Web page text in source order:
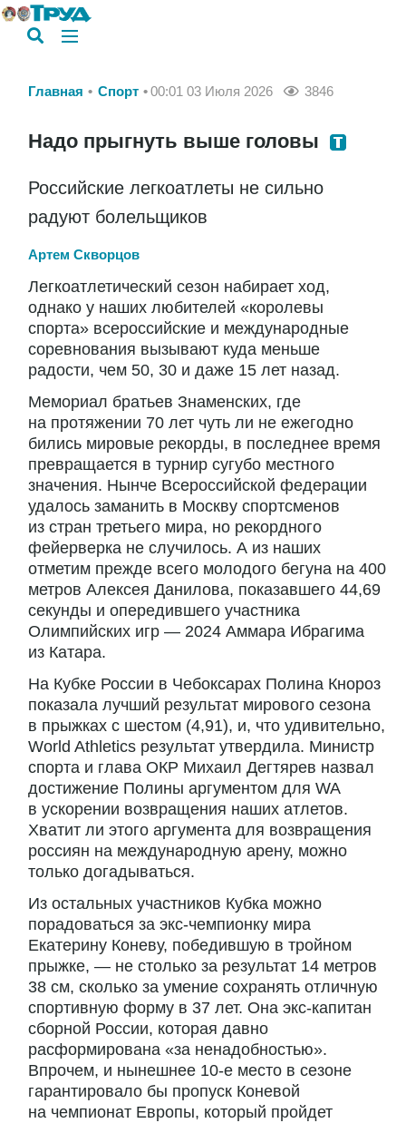
Главная Спорт 00:01 03 Июля 2026 3846
Надо прыгнуть выше головы
Российские легкоатлеты не сильно
радуют болельщиков
Артем Скворцов
Легкоатлетический сезон набирает ход,
однако у наших любителей «королевы
спорта» всероссийские и международные
соревнования вызывают куда меньше
радости, чем 50, 30 и даже 15 лет назад.
Мемориал братьев Знаменских, где
на протяжении 70 лет чуть ли не ежегодно
бились мировые рекорды, в последнее время
превращается в турнир сугубо местного
значения. Нынче Всероссийской федерации
удалось заманить в Москву спортсменов
из стран третьего мира, но рекордного
фейерверка не случилось. А из наших
отметим прежде всего молодого бегуна на 400
метров Алексея Данилова, показавшего 44,69
секунды и опередившего участника
Олимпийских игр — 2024 Аммара Ибрагима
из Катара.
На Кубке России в Чебоксарах Полина Кнороз
показала лучший результат мирового сезона
в прыжках с шестом (4,91), и, что удивительно,
World Athletics результат утвердила. Министр
спорта и глава ОКР Михаил Дегтярев назвал
достижение Полины аргументом для WA
в ускорении возвращения наших атлетов.
Хватит ли этого аргумента для возвращения
россиян на международную арену, можно
только догадываться.
Из остальных участников Кубка можно
порадоваться за экс-чемпионку мира
Екатерину Коневу, победившую в тройном
прыжке, — не столько за результат 14 метров
38 см, сколько за умение сохранять отличную
спортивную форму в 37 лет. Она экс-капитан
сборной России, которая давно
расформирована «за ненадобностью».
Впрочем, и нынешнее 10-е место в сезоне
гарантировало бы пропуск Коневой
на чемпионат Европы, который пройдет